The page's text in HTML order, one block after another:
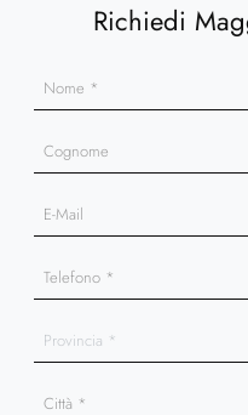
Richiedi